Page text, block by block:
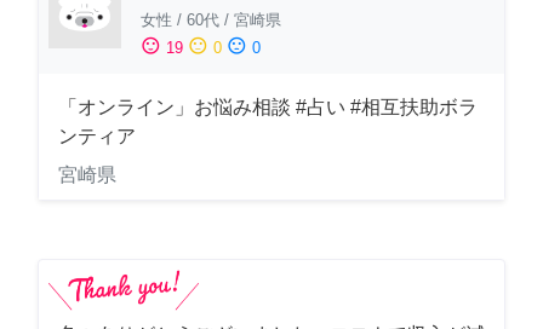
女性 / 60代 / 宮崎県
sentiment_satisfied 19 sentiment_neutral 0 sentiment_dissatisfied 0
「オンライン」お悩み相談 #占い #相互扶助ボラ
ンティア
宮崎県